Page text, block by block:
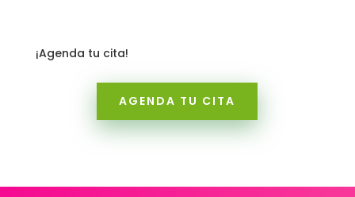
¡Agenda tu cita!
AGENDA TU CITA